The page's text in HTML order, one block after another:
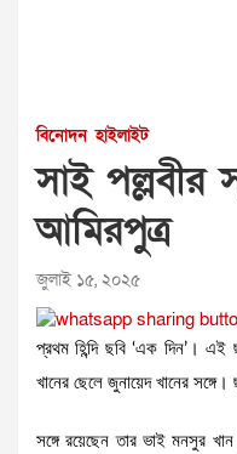
বিনোদন হাইলাইট
সাই পল্লবীর
আমিরপুত্র
জুলাই ১৫, ২০২৫
প্রথম হিন্দি ছবি ‘এক দিন’। এই
খানের ছেলে জুনায়েদ খানের
সঙ্গে রয়েছেন তার ভাই মনসুর